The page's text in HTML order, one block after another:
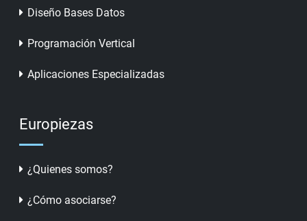
Diseño Bases Datos
Programación Vertical
Aplicaciones Especializadas
Europiezas
¿Quienes somos?
¿Cómo asociarse?